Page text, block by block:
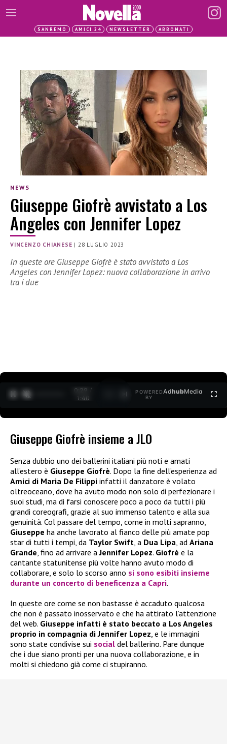
SANREMO AMICI 24 NEWSLETTER ABBONATI
NEWS
Giuseppe Giofrè avvistato a Los
Angeles con Jennifer Lopez
VINCENZO CHIANESE |28 LUGLIO 2023
In queste ore Giuseppe Giofrè è stato avvistato a Los
Angeles con Jennifer Lopez: nuova collaborazione in arrivo
tra i due
0:30 /
1:40
POWERED
BY
AdhubMedia
Giuseppe Giofrè insieme a JLO
Senza dubbio uno dei ballerini italiani più noti e amati
all’estero è Giuseppe Giofrè. Dopo la fine dell’esperienza ad
Amici di Maria De Filippi infatti il danzatore è volato
oltreoceano, dove ha avuto modo non solo di perfezionare i
suoi studi, ma di farsi conoscere poco a poco da tutti i più
grandi coreografi, grazie al suo immenso talento e alla sua
genuinità. Col passare del tempo, come in molti sapranno,
Giuseppe ha anche lavorato al fianco delle più amate pop
star di tutti i tempi, da Taylor Swift, a Dua Lipa, ad Ariana
Grande, fino ad arrivare aJennifer Lopez. Giofrè e la
cantante statunitense più volte hanno avuto modo di
collaborare, e solo lo scorso anno si sono esibiti insieme
durante un concerto di beneficenza a Capri.
In queste ore come se non bastasse è accaduto qualcosa
che non è passato inosservato e che ha attirato l’attenzione
del web. Giuseppe infatti è stato beccato a Los Angeles
proprio in compagnia di Jennifer Lopez, e le immagini
sono state condivise sui social del ballerino. Pare dunque
che i due siano pronti per una nuova collaborazione, e in
molti si chiedono già come ci stupiranno.